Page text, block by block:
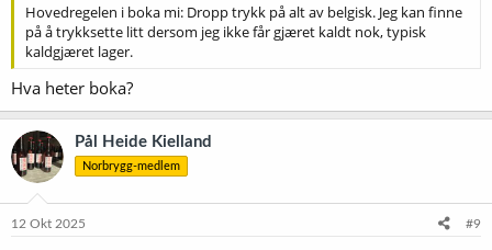
Hovedregelen i boka mi: Dropp trykk på alt av belgisk. Jeg kan finne
på å trykksette litt dersom jeg ikke får gjæret kaldt nok, typisk
kaldgjæret lager.
Hva heter boka?
Pål Heide Kielland
Norbrygg-medlem
12 Okt 2025 #9